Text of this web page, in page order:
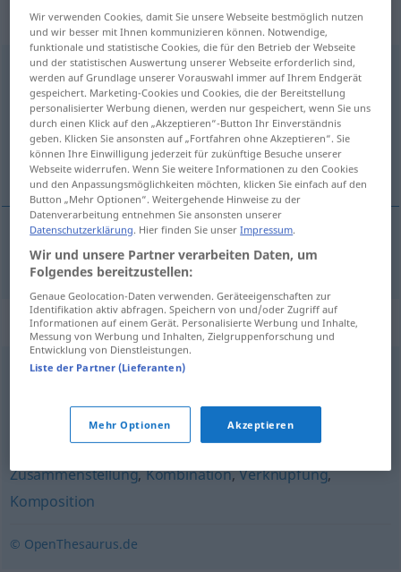
„Zusammensetzung“: Femininum
Zusammensetzungf <Zusammensetzung; -en>
Übersicht aller Übersetzungen
(Für mehr Details die Übersetzung anklicken/antippen)
sastav
sastav Zusammensetzung
Synonyme für "Zusammensetzung"
Kompositum
Zusammenstellung,Kombination,Verknüpfung,
Komposition
© OpenThesaurus.de
Wir verwenden Cookies, damit Sie unsere Webseite bestmöglich nutzen
und wir besser mit Ihnen kommunizieren können. Notwendige,
funktionale und statistische Cookies, die für den Betrieb der Webseite
und der statistischen Auswertung unserer Webseite erforderlich sind,
werden auf Grundlage unserer Vorauswahl immer auf Ihrem Endgerät
gespeichert. Marketing-Cookies und Cookies, die der Bereitstellung
personalisierter Werbung dienen, werden nur gespeichert, wenn Sie uns
durch einen Klick auf den „Akzeptieren“-Button Ihr Einverständnis
geben. Klicken Sie ansonsten auf „Fortfahren ohne Akzeptieren“. Sie
können Ihre Einwilligung jederzeit für zukünftige Besuche unserer
Webseite widerrufen. Wenn Sie weitere Informationen zu den Cookies
und den Anpassungsmöglichkeiten möchten, klicken Sie einfach auf den
Button „Mehr Optionen“. Weitergehende Hinweise zu der
Datenverarbeitung entnehmen Sie ansonsten unserer
Datenschutzerklärung. Hier finden Sie unserImpressum.
Wir und unsere Partner verarbeiten Daten, um
Folgendes bereitzustellen:
Genaue Geolocation-Daten verwenden. Geräteeigenschaften zur
Identifikation aktiv abfragen. Speichern von und/oder Zugriff auf
Informationen auf einem Gerät. Personalisierte Werbung und Inhalte,
Messung von Werbung und Inhalten, Zielgruppenforschung und
Entwicklung von Dienstleistungen.
Liste der Partner (Lieferanten)
Mehr Optionen Akzeptieren